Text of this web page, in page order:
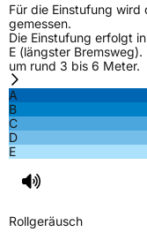
Rollgeräusch (Klasse)
Rollgeräusch (dB)73
Eisgrip
Für die Einstufung wird
gemessen.
Die Einstufung erfolgt
E (längster
um rund 3 bis 6 Meter.
A
B
C
D
E
Rollgeräusch